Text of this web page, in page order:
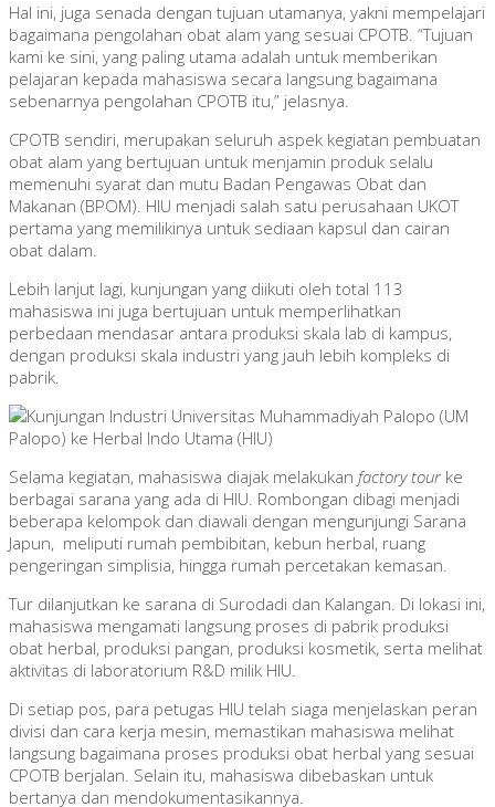
Hal ini, juga senada dengan tujuan utamanya, yakni mempelajari
bagaimana pengolahan obat alam yang sesuai CPOTB. “Tujuan
kami ke sini, yang paling utama adalah untuk memberikan
pelajaran kepada mahasiswa secara langsung bagaimana
sebenarnya pengolahan CPOTB itu,” jelasnya.
CPOTB sendiri, merupakan seluruh aspek kegiatan pembuatan
obat alam yang bertujuan untuk menjamin produk selalu
memenuhi syarat dan mutu Badan Pengawas Obat dan
Makanan (BPOM). HIU menjadi salah satu perusahaan UKOT
pertama yang memilikinya untuk sediaan kapsul dan cairan
obat dalam.
Lebih lanjut lagi, kunjungan yang diikuti oleh total 113
mahasiswa ini juga bertujuan untuk memperlihatkan
perbedaan mendasar antara produksi skala lab di kampus,
dengan produksi skala industri yang jauh lebih kompleks di
pabrik.
Selama kegiatan, mahasiswa diajak melakukan factory tour ke
berbagai sarana yang ada di HIU. Rombongan dibagi menjadi
beberapa kelompok dan diawali dengan mengunjungi Sarana
Japun, meliputi rumah pembibitan, kebun herbal, ruang
pengeringan simplisia, hingga rumah percetakan kemasan.
Tur dilanjutkan ke sarana di Surodadi dan Kalangan. Di lokasi ini,
mahasiswa mengamati langsung proses di pabrik produksi
obat herbal, produksi pangan, produksi kosmetik, serta melihat
aktivitas di laboratorium R&D milik HIU.
Di setiap pos, para petugas HIU telah siaga menjelaskan peran
divisi dan cara kerja mesin, memastikan mahasiswa melihat
langsung bagaimana proses produksi obat herbal yang sesuai
CPOTB berjalan. Selain itu, mahasiswa dibebaskan untuk
bertanya dan mendokumentasikannya.